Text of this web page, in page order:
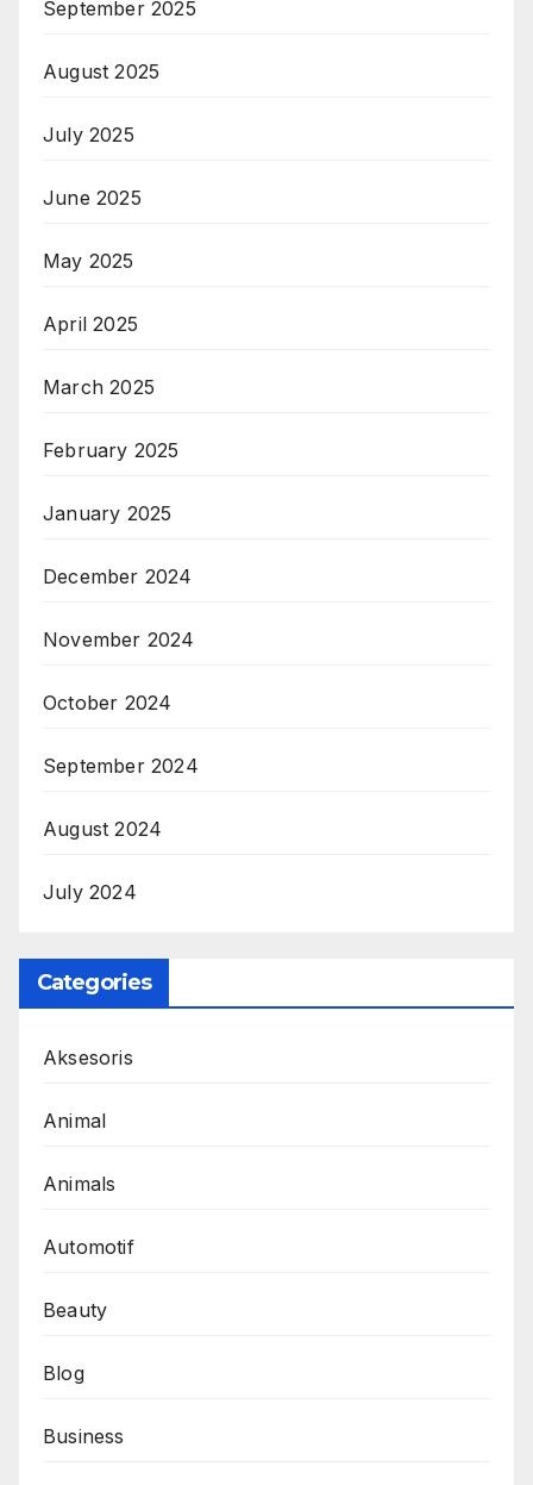
September 2025
August 2025
July 2025
June 2025
May 2025
April 2025
March 2025
February 2025
January 2025
December 2024
November 2024
October 2024
September 2024
August 2024
July 2024
Categories
Aksesoris
Animal
Animals
Automotif
Beauty
Blog
Business